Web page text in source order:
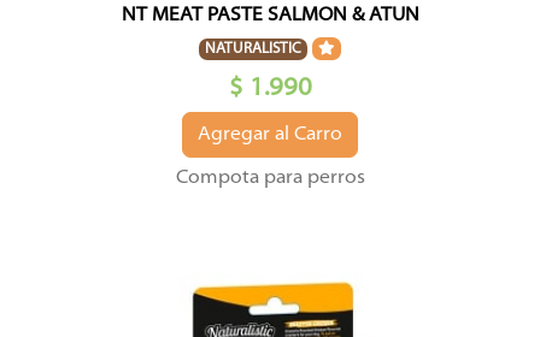
NT MEAT PASTE SALMON & ATUN
NATURALISTIC
$ 1.990
Agregar al Carro
Compota para perros